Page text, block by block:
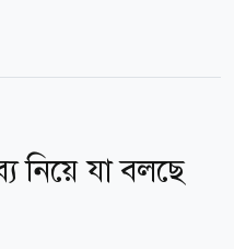
নিয়ে যা বলছে